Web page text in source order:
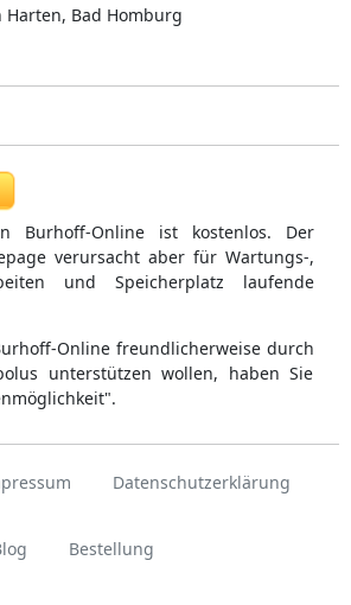
Harten, Bad Homburg
Burhoff-Online ist kostenlos. Der
verursacht aber für Wartungs-,
und Speicherplatz laufende
Online freundlicherweise durch
unterstützen wollen, haben Sie
Datenschutzerklärung
Bestellung